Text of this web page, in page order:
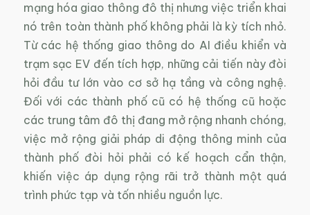
mạng hóa giao thông đô thị nhưng việc triển khai
nó trên toàn thành phố không phải là kỳ tích nhỏ.
Từ các hệ thống giao thông do AI điều khiển và
trạm sạc EV đến tích hợp, những cải tiến này đòi
hỏi đầu tư lớn vào cơ sở hạ tầng và công nghệ.
Đối với các thành phố cũ có hệ thống cũ hoặc
các trung tâm đô thị đang mở rộng nhanh chóng,
việc mở rộng giải pháp di động thông minh của
thành phố đòi hỏi phải có kế hoạch cẩn thận,
khiến việc áp dụng rộng rãi trở thành một quá
trình phức tạp và tốn nhiều nguồn lực.